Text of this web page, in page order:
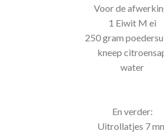
Voor de
1 Eiwit M ei
250 gram
kneep
water
En verder:
Uitrollatjes 7